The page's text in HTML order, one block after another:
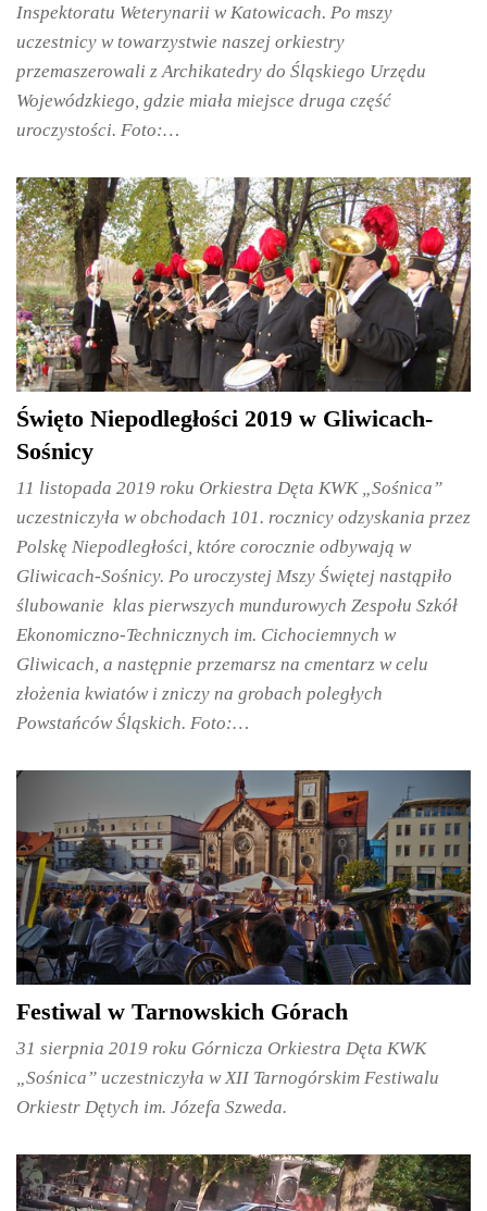
Inspektoratu Weterynarii w Katowicach. Po mszy
uczestnicy w towarzystwie naszej orkiestry
przemaszerowali z Archikatedry do Śląskiego Urzędu
Wojewódzkiego, gdzie miała miejsce druga część
uroczystości. Foto:…
Święto Niepodległości 2019 w Gliwicach-
Sośnicy
11 listopada 2019 roku Orkiestra Dęta KWK „Sośnica”
uczestniczyła w obchodach 101. rocznicy odzyskania przez
Polskę Niepodległości, które corocznie odbywają w
Gliwicach-Sośnicy. Po uroczystej Mszy Świętej nastąpiło
ślubowanie klas pierwszych mundurowych Zespołu Szkół
Ekonomiczno-Technicznych im. Cichociemnych w
Gliwicach, a następnie przemarsz na cmentarz w celu
złożenia kwiatów i zniczy na grobach poległych
Powstańców Śląskich. Foto:…
Festiwal w Tarnowskich Górach
31 sierpnia 2019 roku Górnicza Orkiestra Dęta KWK
„Sośnica” uczestniczyła w XII Tarnogórskim Festiwalu
Orkiestr Dętych im. Józefa Szweda.